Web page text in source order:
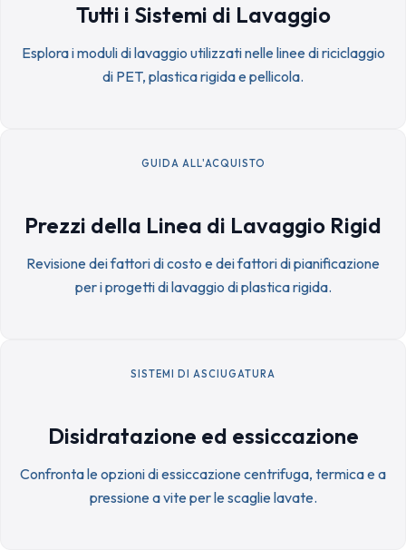
Tutti i Sistemi di Lavaggio
Esplora i moduli di lavaggio utilizzati nelle linee di riciclaggio
di PET, plastica rigida e pellicola.
GUIDA ALL'ACQUISTO
Prezzi della Linea di Lavaggio Rigid
Revisione dei fattori di costo e dei fattori di pianificazione
per i progetti di lavaggio di plastica rigida.
SISTEMI DI ASCIUGATURA
Disidratazione ed essiccazione
Confronta le opzioni di essiccazione centrifuga, termica e a
pressione a vite per le scaglie lavate.